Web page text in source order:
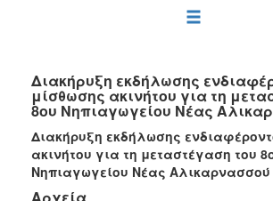
2022
2021
2020
2019
Διακήρυξη εκδήλωσης
μίσθωσης ακινήτου για τη
8ου Νηπιαγωγείου Νέας
Διακήρυξη εκδήλωσης
ακινήτου για τη μεταστέγαση του
Νηπιαγωγείου Νέας Αλικαρνασσού
Αρχεία